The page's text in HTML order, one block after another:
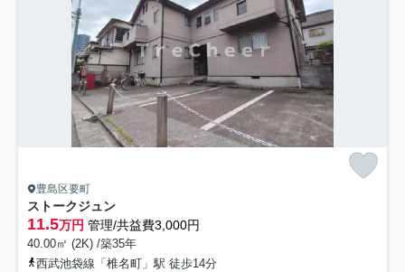
豊島区要町
ストークジュン
11.5万円 管理/共益費3,000円
40.00㎡ (2K) /築35年
西武池袋線「椎名町」駅 徒歩14分